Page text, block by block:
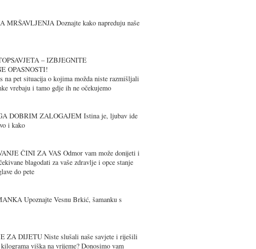
MRŠAVLJENJA Doznajte kako napreduju naše
– IZBJEGNITE
OPASNOSTI!
na pet situacija o kojima možda niste razmišljali
vrebaju i tamo gdje ih ne očekujemo
DOBRIM ZALOGAJEM Istina je, ljubav ide
i kako
ČINI ZA VAS Odmor vam može donijeti i
blagodati za vaše zdravlje i opce stanje
do pete
Upoznajte Vesnu Brkić, šamanku s
ZA DIJETU Niste slušali naše savjete i riješili
viška na vrijeme? Donosimo vam